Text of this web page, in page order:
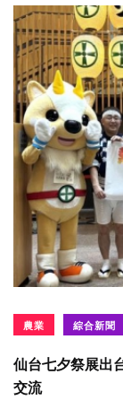
農業 綜合新聞
仙台七夕祭展出
交流